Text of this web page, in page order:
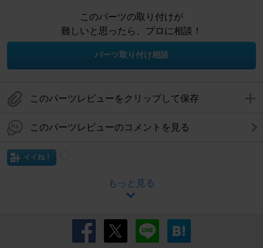
このパーツの取り付けが
難しいと思ったら、プロに相談！
パーツ取り付け相談
このパーツレビューをクリップして保存
このパーツレビューのコメントを見る
イイね！
もっと見る